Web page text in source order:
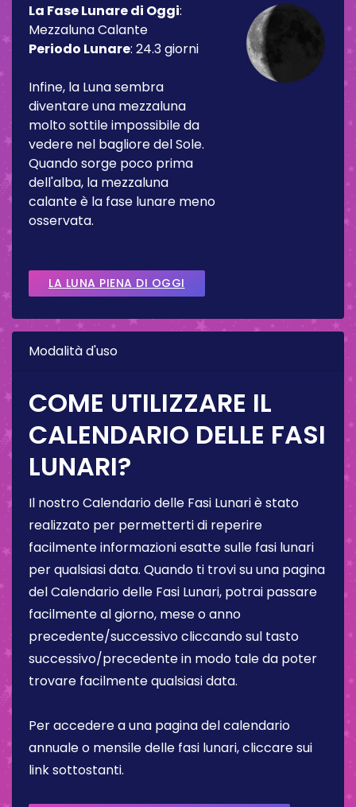
La Fase Lunare di Oggi:
Mezzaluna Calante
Periodo Lunare: 24.3 giorni
Infine, la Luna sembra
diventare una mezzaluna
molto sottile impossibile da
vedere nel bagliore del Sole.
Quando sorge poco prima
dell'alba, la mezzaluna
calante è la fase lunare meno
osservata.
LA LUNA PIENA DI OGGI
Modalità d'uso
COME UTILIZZARE IL
CALENDARIO DELLE FASI
LUNARI?
Il nostro Calendario delle Fasi Lunari è stato
realizzato per permetterti di reperire
facilmente informazioni esatte sulle fasi lunari
per qualsiasi data. Quando ti trovi su una pagina
del Calendario delle Fasi Lunari, potrai passare
facilmente al giorno, mese o anno
precedente/successivo cliccando sul tasto
successivo/precedente in modo tale da poter
trovare facilmente qualsiasi data.
Per accedere a una pagina del calendario
annuale o mensile delle fasi lunari, cliccare sui
link sottostanti.